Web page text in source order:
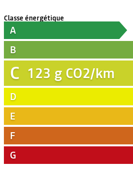
Classe énergétique
A
B
C 123 g CO2/km
D
E
F
G